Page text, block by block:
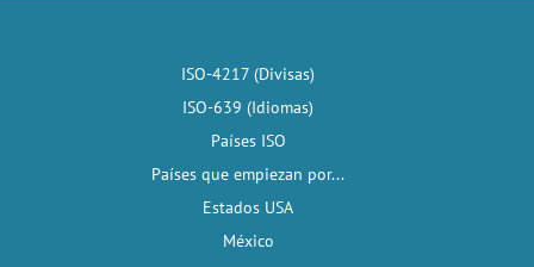
ISO-4217 (Divisas)
ISO-639 (Idiomas)
Países ISO
Países que empiezan por...
Estados USA
México